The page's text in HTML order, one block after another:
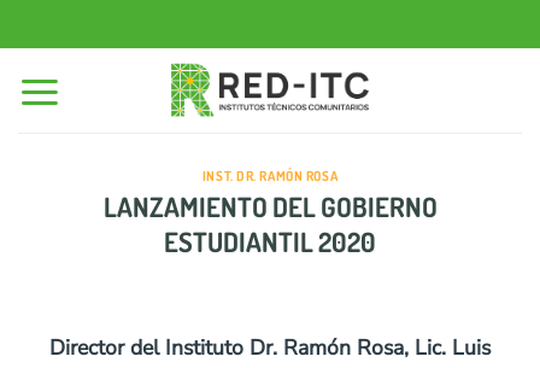
al
contenido
INST. DR. RAMÓN ROSA
LANZAMIENTO DEL GOBIERNO
ESTUDIANTIL 2020
Director del Instituto Dr. Ramón Rosa, Lic. Luis